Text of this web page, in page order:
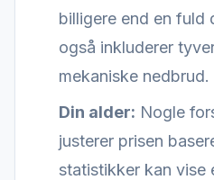
billigere end en
også inkluderer
mekaniske nedbrud.
Din alder: Nogle
justerer prisen
statistikker kan vise